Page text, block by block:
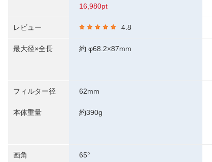
レビュー
最大径×全長
フィルター径
本体重量
画角
16,980pt
4.8
約 φ68.2×87mm
62mm
約390g
65°